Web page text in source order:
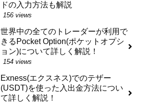
ドの入力方法も解説
156 views
世界中の全てのトレーダーが利用で
きるPocket Option(ポケットオプシ
ョン)について詳しく解説！
154 views
Exness(エクスネス)でのテザー
(USDT)を使った入出金方法につい
て詳しく解説！